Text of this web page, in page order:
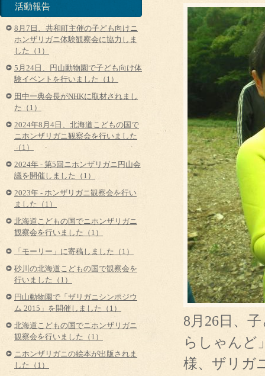
8月26日、
らしゃんど
様、ザリガ
活動報告
8月7日、共和町主催の子ども向けニ
ホンザリガニ体験観察会に協力しま
した（1）
5月24日、円山動物園で子ども向け体
験イベントを行いました（1）
田中一典会長がNHKに取材されまし
た（1）
2024年8月4日、北海道こどもの国で
ニホンザリガニ観察会を行いました
（1）
2024年 - 第5回ニホンザリガニ円山会
議を開催しました（1）
2023年 - ホンザリガニ観察会を行い
ました（1）
北海道こどもの国でニホンザリガニ
観察会を行いました（1）
「モーリー」に寄稿しました（1）
砂川の北海道こどもの国で観察会を
行いました（1）
円山動物園で「ザリガニシンポジウ
ム 2015」を開催しました（1）
北海道こどもの国でニホンザリガニ
観察会を行いました（1）
ニホンザリガニの絵本が出版されま
した（1）